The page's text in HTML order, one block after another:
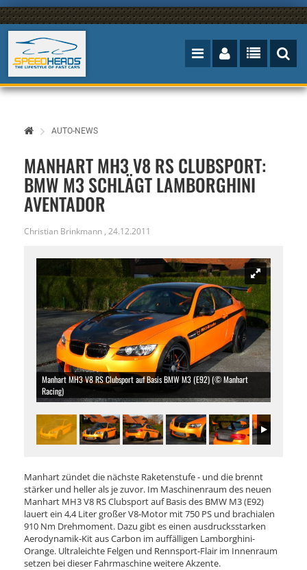
AUTO-NEWS
MANHART MH3 V8 RS CLUBSPORT:
BMW M3 SCHLÄGT LAMBORGHINI
AVENTADOR
Christian Brinkmann , 24.12.2011
Manhart MH3 V8 RS Clubsport auf Basis BMW M3 (E92) (© Manhart
Racing)
Manhart zündet die nächste Raketenstufe - und die brennt
stärker und heller als je zuvor. Im Maschinenraum des neuen
Manhart MH3 V8 RS Clubsport auf Basis des BMW M3 (E92)
lauert ein 4,4 Liter großer V8-Motor mit 750 PS und brachialen
910 Nm Drehmoment. Dazu gibt es einen ausdrucksstarken
Aerodynamik-Kit aus Carbon im auffälligen Lamborghini-
Orange. Ultraleichte Felgen und Rennsport-Flair im Innenraum
setzen bei dieser Fahrmaschine weitere Akzente.